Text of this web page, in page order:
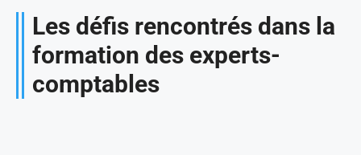
Les défis rencontrés dans la
formation des experts-
comptables